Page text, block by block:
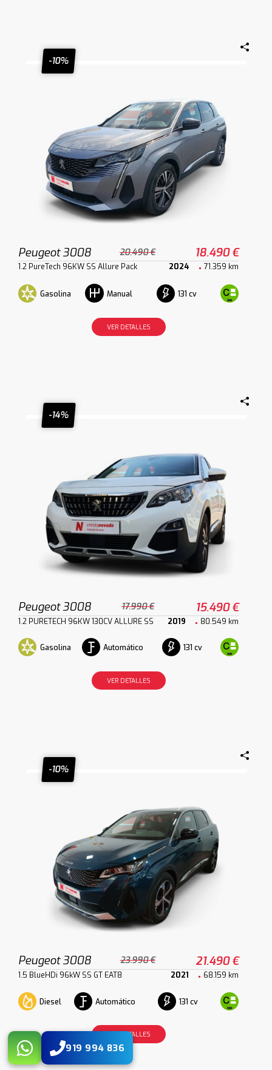
-10%
Peugeot 3008 20.490 € 18.490 €
1.2 PureTech 96KW SS Allure Pack 2024 71.359 km
Gasolina Manual 131 cv
VER DETALLES
-14%
Peugeot 3008 17.990 € 15.490 €
1.2 PURETECH 96KW 130CV ALLURE SS 2019 80.549 km
Gasolina Automático 131 cv
VER DETALLES
-10%
Peugeot 3008 23.990 € 21.490 €
1.5 BlueHDi 96kW SS GT EAT8 2021 68.159 km
Diesel Automático 131 cv
VER DETALLES
919 994 836